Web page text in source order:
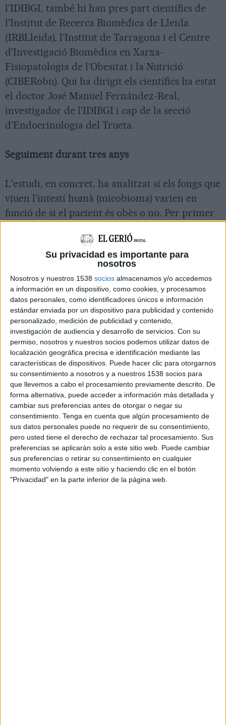
Su privacidad es importante para
nosotros
Nosotros y nuestros 1538 socios almacenamos y/o accedemos
a información en un dispositivo, como cookies, y procesamos
datos personales, como identificadores únicos e información
estándar enviada por un dispositivo para publicidad y contenido
personalizado, medición de publicidad y contenido,
investigación de audiencia y desarrollo de servicios. Con su
permiso, nosotros y nuestros socios podemos utilizar datos de
localización geográfica precisa e identificación mediante las
características de dispositivos. Puede hacer clic para otorgarnos
su consentimiento a nosotros y a nuestros 1538 socios para
que llevemos a cabo el procesamiento previamente descrito. De
forma alternativa, puede acceder a información más detallada y
cambiar sus preferencias antes de otorgar o negar su
consentimiento. Tenga en cuenta que algún procesamiento de
sus datos personales puede no requerir de su consentimiento,
pero usted tiene el derecho de rechazar tal procesamiento. Sus
preferencias se aplicarán solo a este sitio web. Puede cambiar
sus preferencias o retirar su consentimiento en cualquier
momento volviendo a este sitio y haciendo clic en el botón
"Privacidad" en la parte inferior de la página web.
l'IDIBGI, també hi han pres part científics de
l'Institut de Recerca Biomèdica de Lleida
(IRBLleida), l'Institut de Tarragona i el Centre
d'Investigació Biomèdica en Xarxa-
Fisiopatologia de l'Obesitat i la Nutrició
(CIBERobn). Qui ha dirigit els científics ha estat
el doctor José Manuel Fernández-Real,
investigador de l'IDIBGI i cap de la secció
d'Endocrinologia del Trueta.
Seguiment durant tres anys
L'estudi, en concret, ha analitzat si els fongs que
viuen l'intestí humà (micobioma) varien en
funció de si el pacient és obès o no. Per primer
del tipus i la quantitat d'aquests
microorganismes, a partir d'una mostra de 52
s'ha fet seguiment durant tres anys.
Ara, els resultats de la recerca s'han publicat a
la revista 'Scientific Reports' del grup Nature.
La investigació, que porta per títol 'Obesity
changes the human gut mycobiome' ('L'obesitat
canvia el micobioma de l'intestí humà'), descriu
com aquests fongs varien en funció de si la
persona és obesa o no i, fins i tot, permet
diferenciar si la persona obesa és
metabòlicament sana.
Segons subratllen des de l'IDIBGI, a més, "els
investigadors es van adonar que quan la